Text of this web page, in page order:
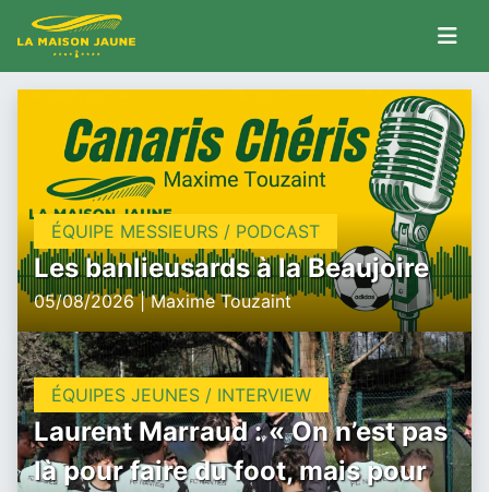
ÉQUIPE MESSIEURS / PODCAST
Les banlieusards à la Beaujoire
05/08/2026 | Maxime Touzaint
ÉQUIPES JEUNES / INTERVIEW
Laurent Marraud : « On n’est pas
là pour faire du foot, mais pour